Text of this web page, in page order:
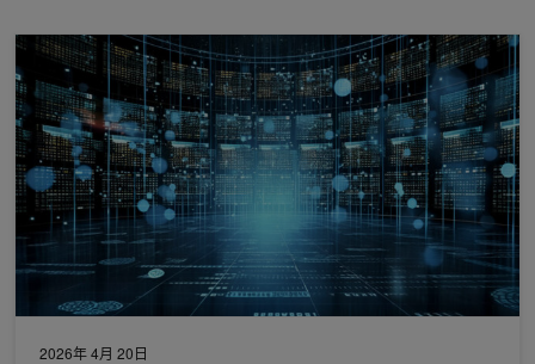
2026年 4月 20日
缓解代理环境中的间接 AGENTS.md 注入攻击